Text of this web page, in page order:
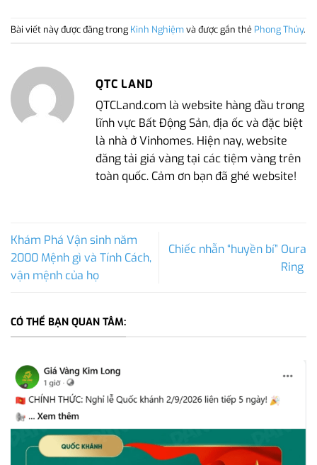
Bài viết này được đăng trong Kinh Nghiệmvà được gắn thẻ Phong Thủy.
QTC LAND
QTCLand.com là website hàng đầu trong
lĩnh vực Bất Động Sản, địa ốc và đặc biệt
là nhà ở Vinhomes. Hiện nay, website
đăng tải giá vàng tại các tiệm vàng trên
toàn quốc. Cảm ơn bạn đã ghé website!
Khám Phá Vận sinh năm
2000 Mệnh gì và Tính Cách,
vận mệnh của họ
Chiếc nhẫn “huyền bí” Oura
Ring
CÓ THỂ BẠN QUAN TÂM: